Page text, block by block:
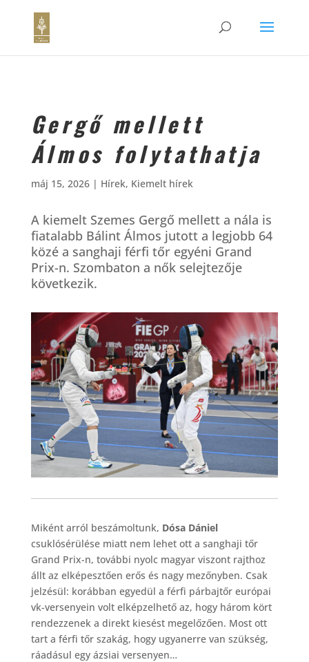
Gergő mellett
Álmos folytathatja
máj 15, 2026| Hírek, Kiemelt hírek
A kiemelt Szemes Gergő mellett a nála is
fiatalabb Bálint Álmos jutott a legjobb 64
közé a sanghaji férfi tőr egyéni Grand
Prix-n. Szombaton a nők selejtezője
következik.
Miként arról beszámoltunk, Dósa Dániel
csuklósérülése miatt nem lehet ott a sanghaji tőr
Grand Prix-n, további nyolc magyar viszont rajthoz
állt az elképesztően erős és nagy mezőnyben. Csak
jelzésül: korábban egyedül a férfi párbajtőr európai
vk-versenyein volt elképzelhető az, hogy három kört
rendezzenek a direkt kiesést megelőzően. Most ott
tart a férfi tőr szakág, hogy ugyanerre van szükség,
ráadásul egy ázsiai versenyen…